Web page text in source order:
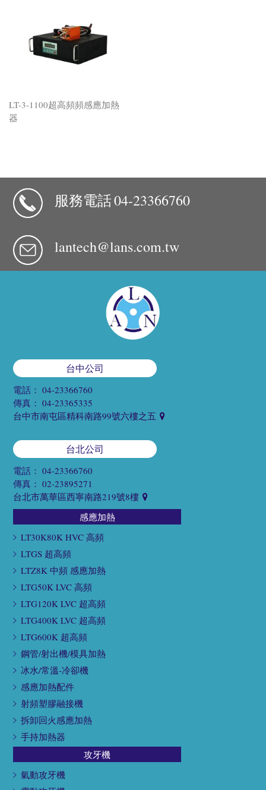
LT-3-1100超高頻頻感應加熱
器
服務電話04-23366760
lantech@lans.com.tw
台中公司
電話：04-23366760
傳真：04-23365335
台中市南屯區精科南路99號六樓之五
台北公司
電話：04-23366760
傳真：02-23895271
台北市萬華區西寧南路219號8樓
感應加熱
LT30K80K HVC 高頻
LTGS 超高頻
LTZ8K 中頻 感應加熱
LTG50K LVC 高頻
LTG120K LVC 超高頻
LTG400K LVC 超高頻
LTG600K 超高頻
鋼管/射出機/模具加熱
冰水/常溫-冷卻機
感應加熱配件
射頻塑膠融接機
拆卸回火感應加熱
手持加熱器
攻牙機
氣動攻牙機